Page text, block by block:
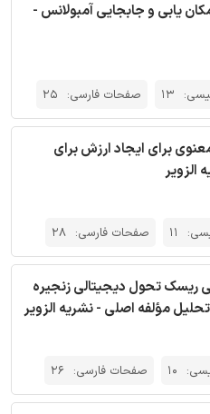
یابی و جابجایی آمبولانس -
13 صفحات فارسی: 25
برای ایجاد ارزش برای
الزویر
11 صفحات فارسی: 28
ریسک تحول دیجیتالی زنجیره
مؤلفه اصلی - نشریه الزویر
10 صفحات فارسی: 26